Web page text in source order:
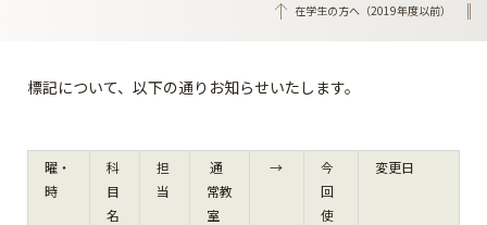
在学生の方へ（2019年度以前）
標記について、以下の通りお知らせいたします。
曜・
時
科
目
名
担
当
通
常教
室
→
今
回
使
変更日